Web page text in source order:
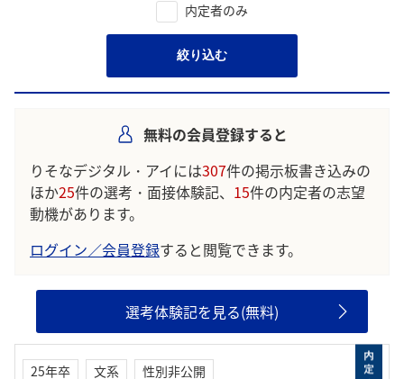
内定者のみ
絞り込む
無料の会員登録すると
りそなデジタル・アイには307件の掲示板書き込みの
ほか25件の選考・面接体験記、 15件の内定者の志望
動機があります。
ログイン／会員登録すると閲覧できます。
選考体験記を見る(無料)
25年卒 文系
性別非公開